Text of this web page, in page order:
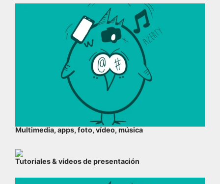
Multimedia, apps, foto, vídeo, música
Tutoriales & vídeos de presentación